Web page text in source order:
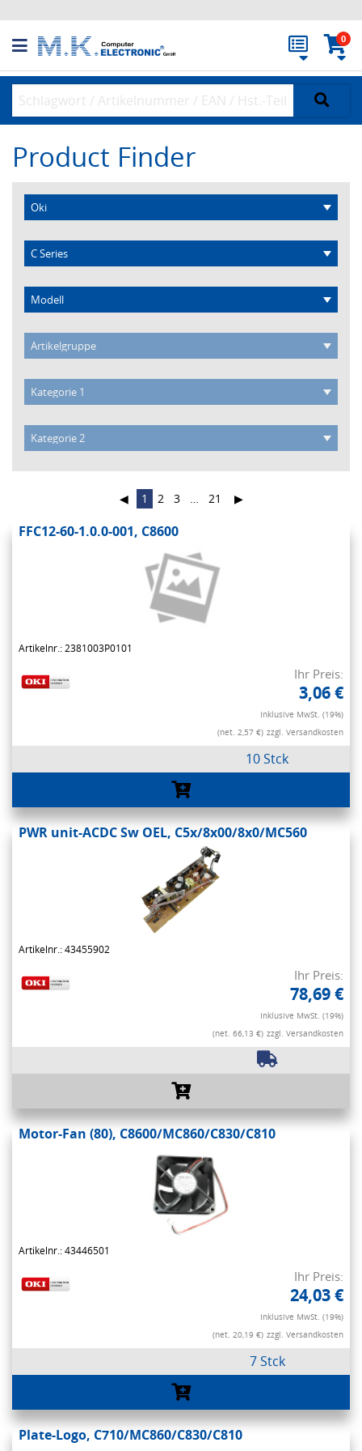
0
Product Finder
◀ 1 2 3 … 21 ▶
FFC12-60-1.0.0-001, C8600
Artikelnr.: 2381003P0101
Ihr Preis:
3,06 €
Inklusive MwSt. (19%)
(net. 2,57 €) zzgl. Versandkosten
10 Stck
PWR unit-ACDC Sw OEL, C5x/8x00/8x0/MC560
Artikelnr.: 43455902
Ihr Preis:
78,69 €
Inklusive MwSt. (19%)
(net. 66,13 €) zzgl. Versandkosten
Motor-Fan (80), C8600/MC860/C830/C810
Artikelnr.: 43446501
Ihr Preis:
24,03 €
Inklusive MwSt. (19%)
(net. 20,19 €) zzgl. Versandkosten
7 Stck
Plate-Logo, C710/MC860/C830/C810